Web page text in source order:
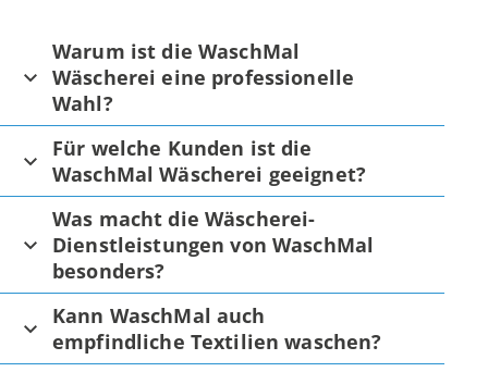
Warum ist die WaschMal
Wäscherei eine professionelle
Wahl?
Für welche Kunden ist die
WaschMal Wäscherei geeignet?
Was macht die Wäscherei-
Dienstleistungen von WaschMal
besonders?
Kann WaschMal auch
empfindliche Textilien waschen?